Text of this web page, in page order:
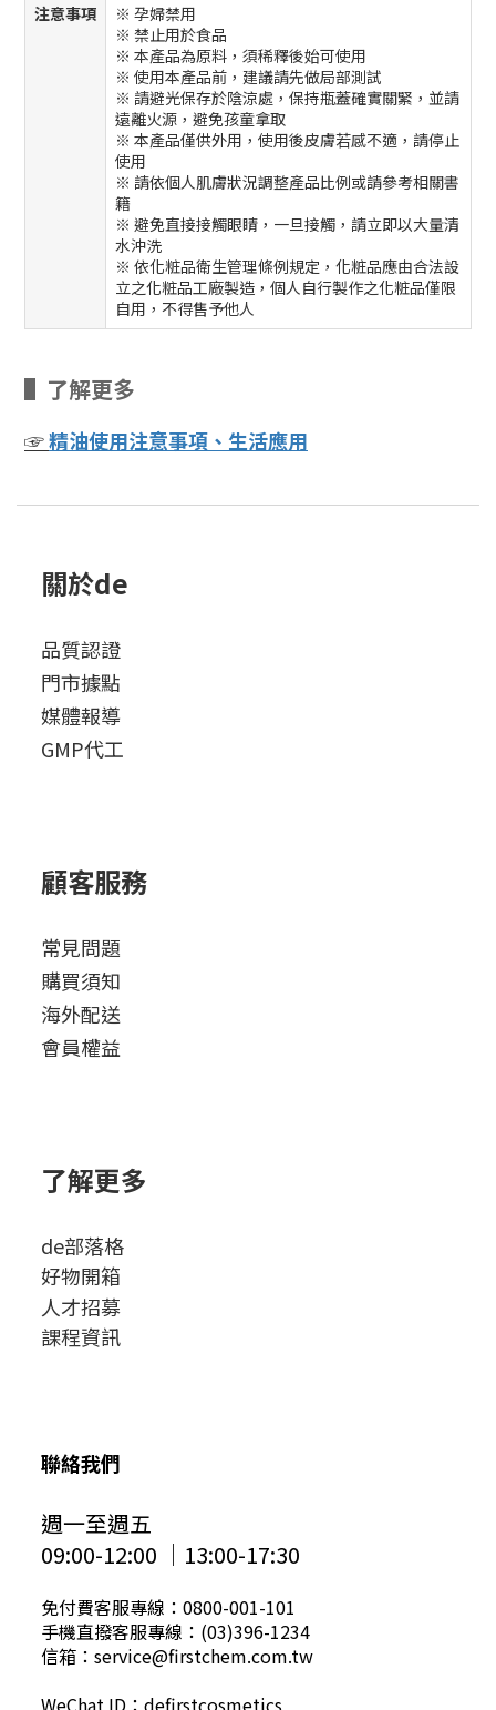
注意事項
※ 孕婦禁用
※ 禁止用於食品
※ 本產品為原料，須稀釋後始可使用
※ 使用本產品前，建議請先做局部測試
※ 請避光保存於陰涼處，保持瓶蓋確實關緊，並請
遠離火源，避免孩童拿取
※ 本產品僅供外用，使用後皮膚若感不適，請停止
使用
※ 請依個人肌膚狀況調整產品比例或請參考相關書
籍
※ 避免直接接觸眼睛，一旦接觸，請立即以大量清
水沖洗
※ 依化粧品衛生管理條例規定，化粧品應由合法設
立之化粧品工廠製造，個人自行製作之化粧品僅限
自用，不得售予他人
▌了解更多
☞精油使用注意事項、生活應用
關於de
品質認證
門市據點
媒體報導
GMP代工
顧客服務
常見問題
購買須知
海外配送
會員權益
了解更多
de部落格
好物開箱
人才招募
課程資訊
聯絡我們
週一至週五
09:00-12:00 │13:00-17:30
免付費客服專線：0800-001-101
手機直撥客服專線：(03)396-1234
信箱：service@firstchem.com.tw
WeChat ID：defirstcosmetics